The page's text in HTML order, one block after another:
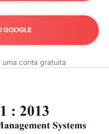
GOOGLE
uma conta gratuita